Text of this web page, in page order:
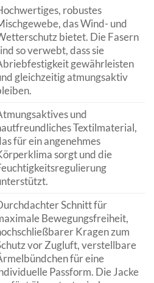
robustes
das Wind- und
bietet. Die Fasern
so verwebt, dass sie
gewährleisten
gleichzeitig atmungsaktiv
und
Textilmaterial,
für ein angenehmes
sorgt und die
Schnitt für
Bewegungsfreiheit,
Kragen zum
vor Zugluft, verstellbare
für eine
Passform. Die Jacke